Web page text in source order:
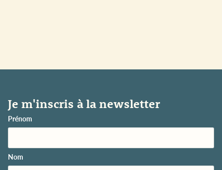
Je m'inscris à la newsletter
Prénom
Nom